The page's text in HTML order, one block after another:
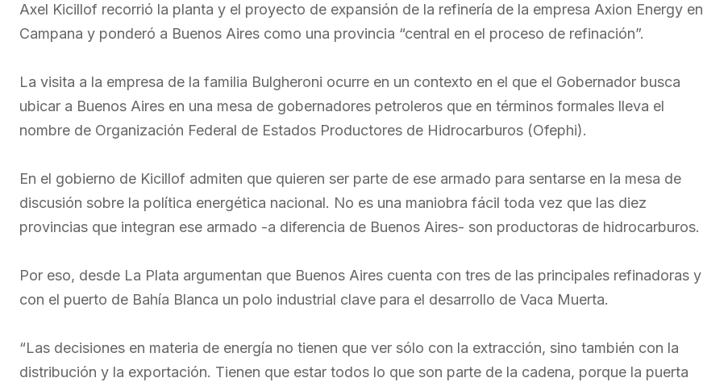
Axel Kicillof recorrió la planta y el proyecto de expansión de la refinería de la empresa Axion Energy en
Campana y ponderó a Buenos Aires como una provincia “central en el proceso de refinación”.
La visita a la empresa de la familia Bulgheroni ocurre en un contexto en el que el Gobernador busca
ubicar a Buenos Aires en una mesa de gobernadores petroleros que en términos formales lleva el
nombre de Organización Federal de Estados Productores de Hidrocarburos (Ofephi).
En el gobierno de Kicillof admiten que quieren ser parte de ese armado para sentarse en la mesa de
discusión sobre la política energética nacional. No es una maniobra fácil toda vez que las diez
provincias que integran ese armado -a diferencia de Buenos Aires- son productoras de hidrocarburos.
Por eso, desde La Plata argumentan que Buenos Aires cuenta con tres de las principales refinadoras y
con el puerto de Bahía Blanca un polo industrial clave para el desarrollo de Vaca Muerta.
“Las decisiones en materia de energía no tienen que ver sólo con la extracción, sino también con la
distribución y la exportación. Tienen que estar todos lo que son parte de la cadena, porque la puerta